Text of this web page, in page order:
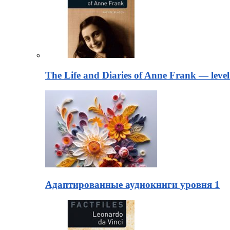
The Life and Diaries of Anne Frank —
Адаптированные аудиокниги уровня 1